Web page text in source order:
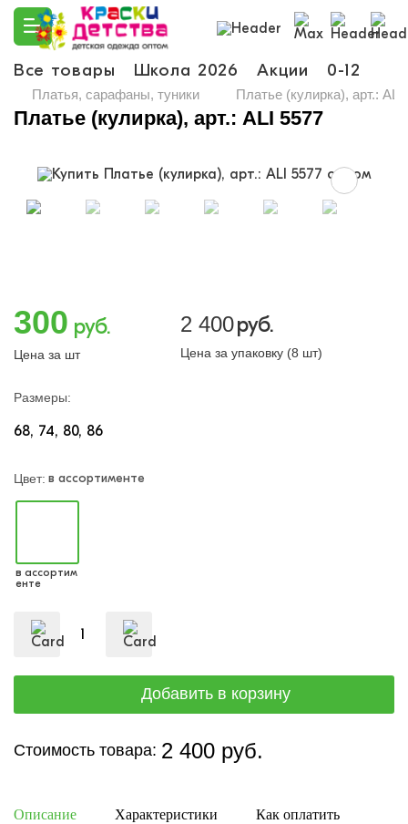
Все товары Школа 2026 Акции 0-12
Платья, сарафаны, туники Платье (кулирка), арт.: ALI
Платье (кулирка), арт.: ALI 5577
300 руб.
Цена за шт
2 400руб.
Цена за упаковку (8 шт)
Размеры:
68 74 80 86
Цвет: в ассортименте
в ассортим
енте
Стоимость товара: 2 400 руб.
Описание Характеристики Как оплатить